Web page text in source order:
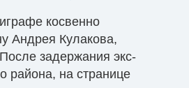
косвенно
Андрея Кулакова,
задержания экс-
района, на странице